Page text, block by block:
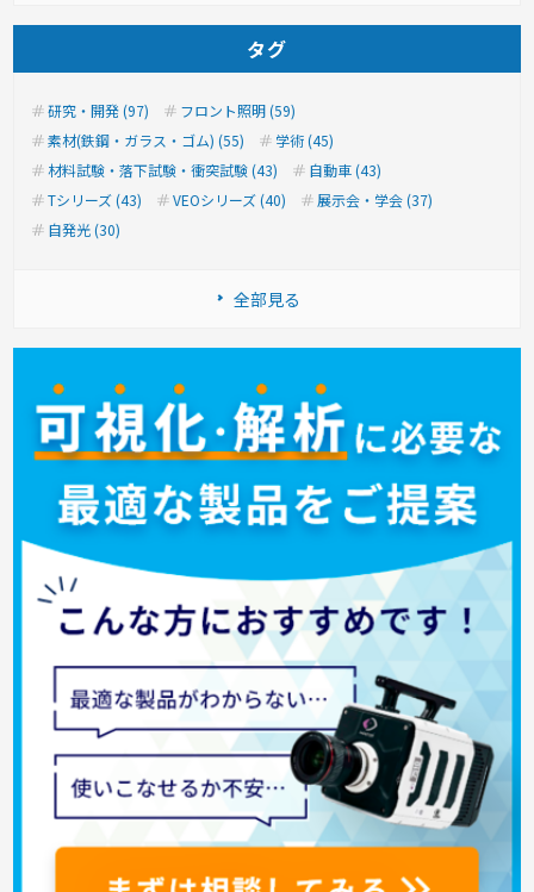
タグ
研究・開発 (97)
フロント照明 (59)
素材(鉄鋼・ガラス・ゴム) (55)
学術 (45)
材料試験・落下試験・衝突試験 (43)
自動車 (43)
Tシリーズ (43)
VEOシリーズ (40)
展示会・学会 (37)
自発光 (30)
全部見る